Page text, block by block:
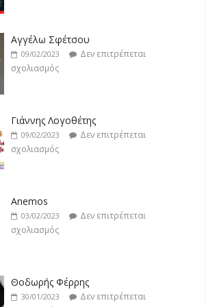
18/02/2023
Δεν επιτρέπεται
σχολιασμός
Αγγέλω Σφέτσου
09/02/2023
Δεν επιτρέπεται
σχολιασμός
Γιάννης Λογοθέτης
09/02/2023
Δεν επιτρέπεται
σχολιασμός
Anemos
03/02/2023
Δεν επιτρέπεται
σχολιασμός
Θοδωρής Φέρρης
30/01/2023
Δεν επιτρέπεται